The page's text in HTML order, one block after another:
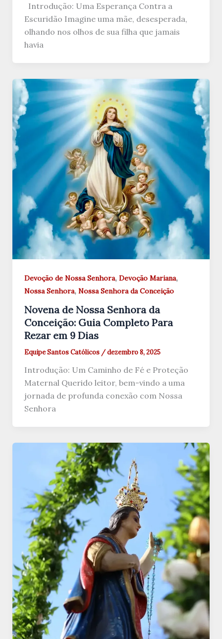
Introdução: Uma Esperança Contra a
Escuridão Imagine uma mãe, desesperada,
olhando nos olhos de sua filha que jamais
havia
Devoção de Nossa Senhora, Devoção Mariana,
Nossa Senhora, Nossa Senhora da Conceição
Novena de Nossa Senhora da
Conceição: Guia Completo Para
Rezar em 9 Dias
Equipe Santos Católicos /dezembro 8, 2025
Introdução: Um Caminho de Fé e Proteção
Maternal Querido leitor, bem-vindo a uma
jornada de profunda conexão com Nossa
Senhora